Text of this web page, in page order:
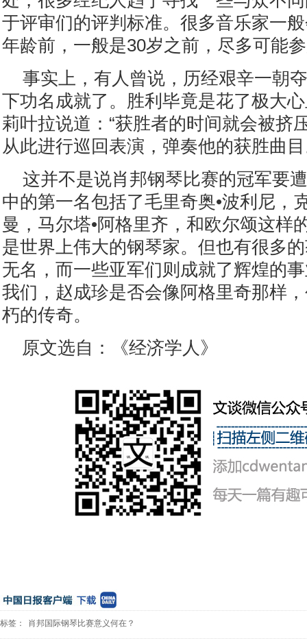
于评审们的评判标准。很多音乐家一
年龄前，一般是30岁之前，尽多可能
事实上，有人曾说，历经艰辛一朝
下功名成就了。胜利毕竟是花了极大
莉叶拉说道：“获胜者的时间就会被挤
从此进行巡回表演，弹奏他的获胜曲目
这并不是说肖邦钢琴比赛的冠军要
中的第一名包括了毛里奇奥•波利尼，
曼，马尔塔•阿格里齐，和欧尔颂这样
是世界上伟大的钢琴家。但也有很多
无名，而一些亚军们则成就了辉煌的
我们，赵成珍是否会像阿格里奇那样
朽的传奇。
原文选自：《经济学人》
标签： 肖邦国际钢琴比赛意义何在？